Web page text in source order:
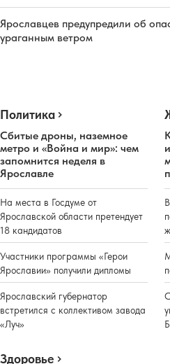
Ярославцев предупредили об
ураганным ветром
Политика
Сбитые дроны, наземное
метро и «Война и мир»: чем
запомнится неделя в
Ярославле
На места в Госдуме от
Ярославской области претендует
18 кандидатов
Участники программы «Герои
Ярославии» получили дипломы
Ярославский губернатор
встретился с коллективом завода
«Луч»
Здоровье